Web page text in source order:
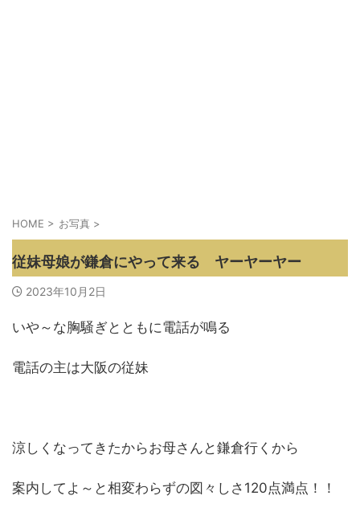
HOME > お写真 >
従妹母娘が鎌倉にやって来る ヤーヤーヤー
2023年10月2日
いや～な胸騒ぎとともに電話が鳴る
電話の主は大阪の従妹
涼しくなってきたからお母さんと鎌倉行くから
案内してよ～と相変わらずの図々しさ120点満点！！